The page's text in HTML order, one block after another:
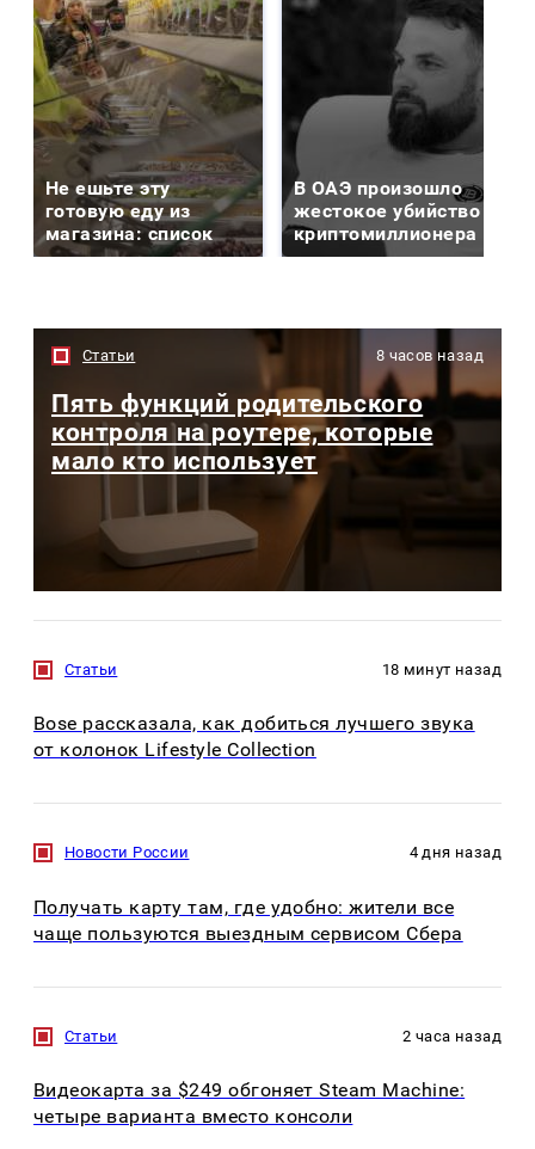
Не ешьте эту
готовую еду из
магазина: список
В ОАЭ произошло
жестокое убийство
криптомиллионера
Статьи 8 часов назад
Пять функций родительского
контроля на роутере, которые
мало кто использует
Статьи 18 минут назад
Bose рассказала, как добиться лучшего звука
от колонок Lifestyle Collection
Новости России 4 дня назад
Получать карту там, где удобно: жители все
чаще пользуются выездным сервисом Сбера
Статьи 2 часа назад
Видеокарта за $249 обгоняет Steam Machine:
четыре варианта вместо консоли